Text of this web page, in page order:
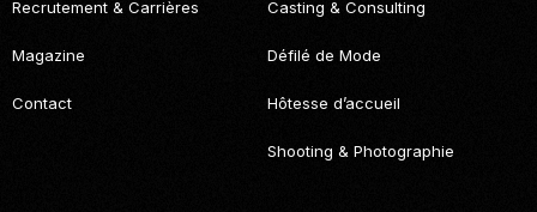
Recrutement & Carrières
Magazine
Contact
Casting & Consulting
Défilé de Mode
Hôtesse d’accueil
Shooting & Photographie